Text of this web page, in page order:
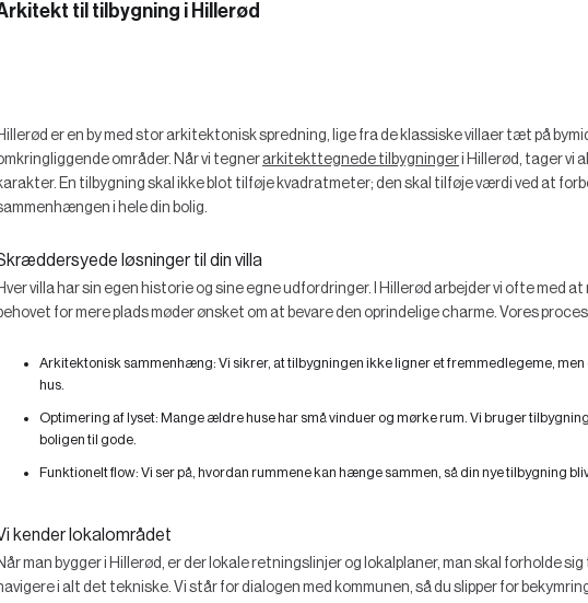
til tilbygning i Hillerød
er en by med stor arkitektonisk spredning, lige fra de klassiske villaer tæt på
områder. Når vi tegner arkitekttegnede tilbygningeri Hillerød, tager vi
En tilbygning skal ikke blot tilføje kvadratmeter; den skal tilføje værdi ved at
i hele din bolig.
løsninger til din villa
villa har sin egen historie og sine egne udfordringer. I Hillerød arbejder vi ofte med
for mere plads møder ønsket om at bevare den oprindelige charme. Vores
Arkitektonisk sammenhæng: Vi sikrer, at tilbygningen ikke ligner et fremmedlegeme,
hus.
Optimering af lyset: Mange ældre huse har små vinduer og mørke rum. Vi bruger
boligen til gode.
Funktionelt flow: Vi ser på, hvordan rummene kan hænge sammen, så din nye tilbygning
kender lokalområdet
man bygger i Hillerød, er der lokale retningslinjer og lokalplaner, man skal forholde
i alt det tekniske. Vi står for dialogen med kommunen, så du slipper for